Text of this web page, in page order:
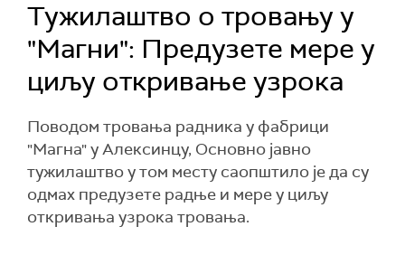
Тужилаштво о тровању у
"Магни": Предузете мере у
циљу откривање узрока
Поводом тровања радника у фабрици
"Магна" у Алексинцу, Основно јавно
тужилаштво у том месту саопштило је да су
одмах предузете радње и мере у циљу
откривања узрока тровања.